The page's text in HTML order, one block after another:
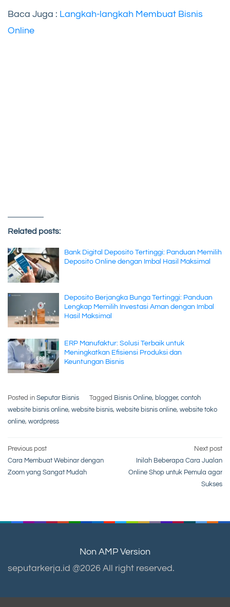
Baca Juga : Langkah-langkah Membuat Bisnis
Online
Related posts:
Bank Digital Deposito Tertinggi: Panduan Memilih
Deposito Online dengan Imbal Hasil Maksimal
Deposito Berjangka Bunga Tertinggi: Panduan
Lengkap Memilih Investasi Aman dengan Imbal
Hasil Maksimal
ERP Manufaktur: Solusi Terbaik untuk
Meningkatkan Efisiensi Produksi dan
Keuntungan Bisnis
Posted in Seputar Bisnis Tagged Bisnis Online, blogger, contoh
website bisnis online, website bisnis, website bisnis online, website toko
online, wordpress
Post
navigation
Previous post
Cara Membuat Webinar dengan
Zoom yang Sangat Mudah
Next post
Inilah Beberapa Cara Jualan
Online Shop untuk Pemula agar
Sukses
Non AMP Version
seputarkerja.id @2026 All right reserved.